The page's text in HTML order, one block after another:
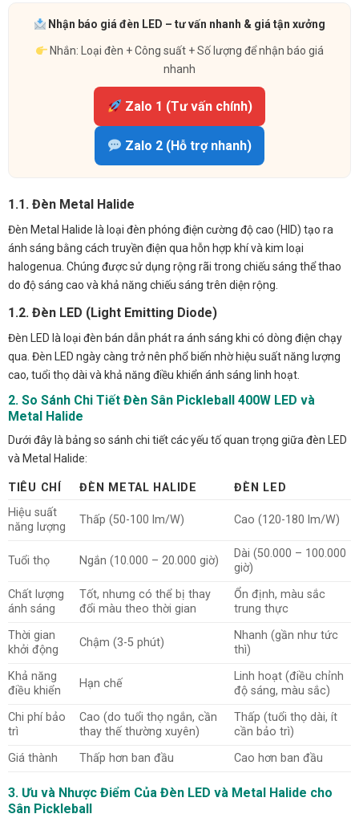
Nhận báo giá đèn LED – tư vấn nhanh & giá tận xưởng
Nhắn: Loại đèn + Công suất + Số lượng để nhận báo giá
nhanh
Zalo 1 (Tư vấn chính)
Zalo 2 (Hỗ trợ nhanh)
1.1. Đèn Metal Halide
Đèn Metal Halide là loại đèn phóng điện cường độ cao (HID) tạo ra
ánh sáng bằng cách truyền điện qua hỗn hợp khí và kim loại
halogenua. Chúng được sử dụng rộng rãi trong chiếu sáng thể thao
do độ sáng cao và khả năng chiếu sáng trên diện rộng.
1.2. Đèn LED (Light Emitting Diode)
Đèn LED là loại đèn bán dẫn phát ra ánh sáng khi có dòng điện chạy
qua. Đèn LED ngày càng trở nên phổ biến nhờ hiệu suất năng lượng
cao, tuổi thọ dài và khả năng điều khiển ánh sáng linh hoạt.
2. So Sánh Chi Tiết Đèn Sân Pickleball 400W LED và
Metal Halide
Dưới đây là bảng so sánh chi tiết các yếu tố quan trọng giữa đèn LED
và Metal Halide:
TIÊU CHÍ ĐÈN METAL HALIDE
ĐÈN LED
Hiệu suất
năng lượng
Thấp (50-100 lm/W) Cao (120-180 lm/W)
Tuổi thọ Ngắn (10.000 – 20.000 giờ)
Dài (50.000 – 100.000
giờ)
Chất lượng
ánh sáng
Tốt, nhưng có thể bị thay
đổi màu theo thời gian
Ổn định, màu sắc
trung thực
Thời gian
khởi động
Chậm (3-5 phút)
Nhanh (gần như tức
thì)
Khả năng
điều khiển
Hạn chế
Linh hoạt (điều chỉnh
độ sáng, màu sắc)
Chi phí bảo
trì
Cao (do tuổi thọ ngắn, cần
thay thế thường xuyên)
Thấp (tuổi thọ dài, ít
cần bảo trì)
Giá thành
Thấp hơn ban đầu Cao hơn ban đầu
3. Ưu và Nhược Điểm Của Đèn LED và Metal Halide cho
Sân Pickleball